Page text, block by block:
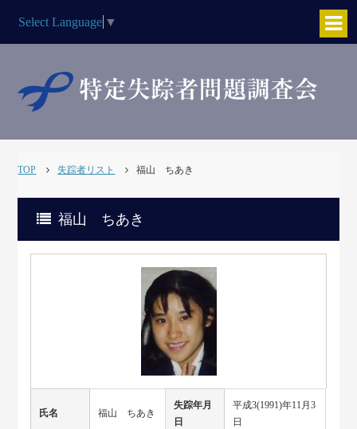
Select Language ▼
TOP 失踪者リスト 福山 ちあき
福山 ちあき
氏名 福山 ちあき
失踪年月
日
平成3(1991)年11月3
日